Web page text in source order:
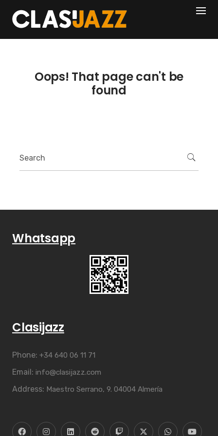
content
404
Oops! That page can't be
found
Whatsapp
Clasijazz
Phone: +34 640 06 11 71
Email: info@clasijazz.com
Address: Maestro Serrano, 9. 04004 Almería